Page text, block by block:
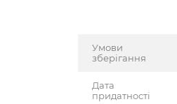
Умови
зберігання
Дата
придатності